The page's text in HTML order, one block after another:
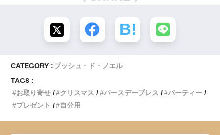
CATEGORY : ブッシュ・ド・ノエル
TAGS :
お取り寄せ
クリスマス バースデープレス
パーティー
プレゼント
自分用